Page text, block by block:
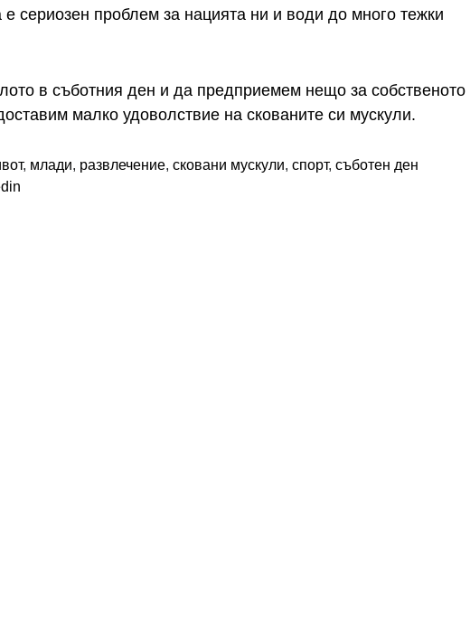
сериозен проблем за нацията ни и води до много тежки
в съботния ден и да предприемем нещо за собственото
малко удоволствие на скованите си мускули.
, млади, развлечение, сковани мускули, спорт, съботен ден